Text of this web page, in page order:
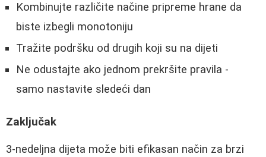
Kombinujte različite načine pripreme hrane da
biste izbegli monotoniju
Tražite podršku od drugih koji su na dijeti
Ne odustajte ako jednom prekršite pravila -
samo nastavite sledeći dan
Zaključak
3-nedeljna dijeta može biti efikasan način za brzi